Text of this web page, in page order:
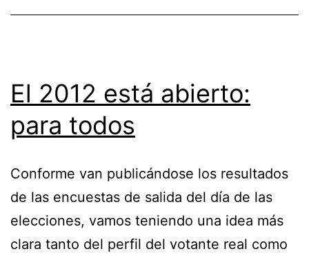
El 2012 está abierto:
para todos
Conforme van publicándose los resultados
de las encuestas de salida del día de las
elecciones, vamos teniendo una idea más
clara tanto del perfil del votante real como